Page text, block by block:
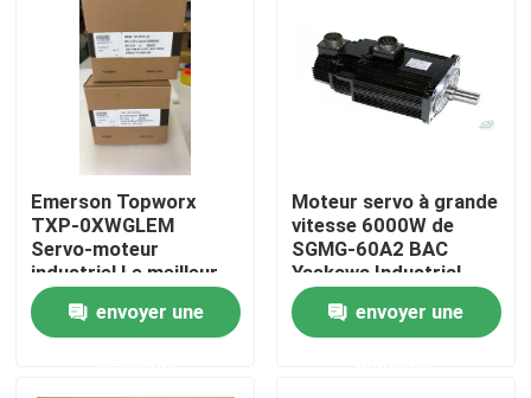
Emerson Topworx
TXP-0XWGLEM
Servo-moteur
industriel Le meilleur
prix
envoyer une
Moteur servo à grande
vitesse 6000W de
SGMG-60A2 BAC
Yaskawa Industrial
Servo Motor
envoyer une